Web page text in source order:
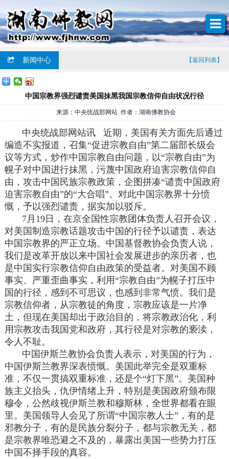
新闻中心 【返回列表】
中国宗教界强烈谴责美国抹黑我国宗教信仰自由状况行径
来源：中央统战部网站 作者：湖南佛教协会
中央统战部网站讯 近期，美国有关方面先后通过
编造不实报道，召集“促进宗教自由”第二届部长级会
议等方式，炒作中国宗教自由问题，以“宗教自由”为
幌子对中国进行抹黑，污蔑中国政府迫害宗教信仰自
由，攻击中国民族宗教政策，企图拼凑“谴责中国政府
迫害宗教自由”的“大合唱”。对此中国宗教界十分愤
慨，予以强烈谴责，据实加以驳斥。
7月19日，在京全国性宗教团体负责人召开会议，
对美国制造宗教话题攻击中国的行径予以谴责，表达
中国宗教界的严正立场。中国基督教协会负责人说，
我们是改革开放以来中国社会发展进步的亲历者，也
是中国实行宗教信仰自由政策的受益者。对美国不顾
事实、严重歪曲事实，利用“宗教自由”为幌子打压中
国的行径，感到不可思议，也感到非常气愤。我们是
宗教信仰者，从宗教徒的角度，宗教应该是一片净
土，但现在美国却出于政治目的，将宗教政治化，利
用宗教攻击我国党和政府，其行径是对宗教的亵渎，
令人不耻。
中国伊斯兰教协会负责人表示，对美国的行为，
中国伊斯兰教界深表愤慨。美国此举完全是双重标
准，不仅一贯搞双重标准，还是个“灯下黑”。美国种
族主义抬头，仇伊情绪上升，特别是美国政府颁布限
穆令，公然歧视伊斯兰教和穆斯林，全世界都看在眼
里。美国领导人会见了所谓“中国宗教人士”，有的是
邪教分子，有的是民族分裂分子，都与宗教无关，都
是宗教界唯恐避之不及的，暴露出美国一些势力打压
中国不择手段的真容。